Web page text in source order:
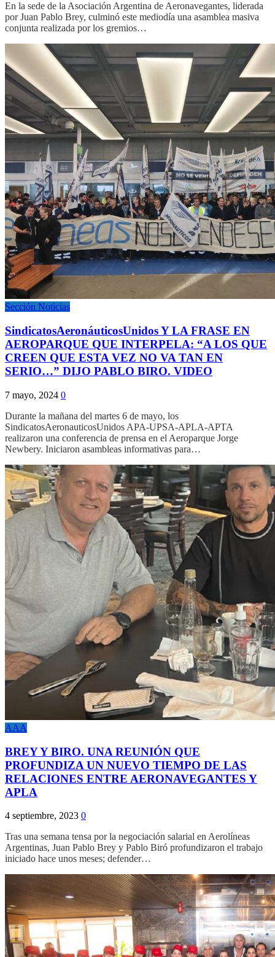
En la sede de la Asociación Argentina de Aeronavegantes, liderada
por Juan Pablo Brey, culminó este mediodía una asamblea masiva
conjunta realizada por los gremios…
Sección Noticias
SindicatosAeronáuticosUnidos Y LA FRASE EN
AEROPARQUE QUE INTERPELA: “A LOS QUE
CREEN QUE ESTA VEZ NO VA TAN EN
SERIO…” DIJO PABLO BIRO. VIDEO
7 mayo, 2024 0
Durante la mañana del martes 6 de mayo, los
SindicatosAeronauticosUnidos APA-UPSA-APLA-APTA
realizaron una conferencia de prensa en el Aeroparque Jorge
Newbery. Iniciaron asambleas informativas para…
AAA
BREY Y BIRO. UNA REUNIÓN QUE
PROFUNDIZA UN NUEVO TIEMPO DE LAS
RELACIONES ENTRE AERONAVEGANTES Y
APLA
4 septiembre, 2023 0
Tras una semana tensa por la negociación salarial en Aerolíneas
Argentinas, Juan Pablo Brey y Pablo Biró profundizaron el trabajo
iniciado hace unos meses; defender…